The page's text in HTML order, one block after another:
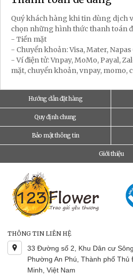
Quý khách hàng khi tin dùng dịch
chọn những hình thức thanh toán
- Tiền mặt
- Chuyển khoản: Visa, Mater,
- Ví điện tử: Vnpay, MoMo, Payal,
mặt, chuyển khoản, vnpay, momo,
Hướng dẫn đặt hàng
Quy định chung
Bảo mật thông tin
Giới thiệu
THÔNG TIN LIÊN HỆ
33 Đường số 2, Khu Dân cư
Phường An Phú, Thành phố
Minh, Việt Nam